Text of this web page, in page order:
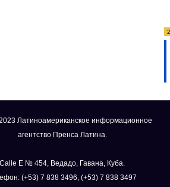
Латиноамериканское информационное
агентство Пренса Латина.
Calle E № 454, Ведадо, Гавана, Куба.
(+53) 7 838 3496, (+53) 7 838 3497